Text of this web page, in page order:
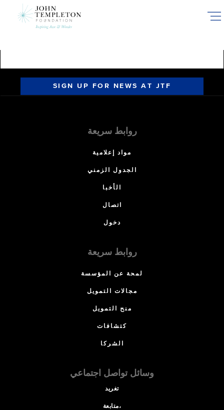
SIGN UP FOR NEWS AT JTF
روابط سريعة
مواد إعلامية
الجدول الزمني
الأخبا
اتصال
دخول
روابط سريعة
لمحة عن المؤسسة
مجالات التمويل
منح التمويل
كتشافات
الشركا
وسائل تواصل اجتماعي
تغريد
متابعة،